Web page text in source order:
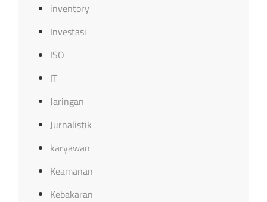
inventory
Investasi
ISO
IT
Jaringan
Jurnalistik
karyawan
Keamanan
Kebakaran